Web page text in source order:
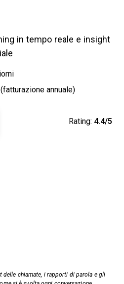
in tempo reale e insight
annuale)
Rating: 4.4/5
delle chiamate, i rapporti di parola e gli